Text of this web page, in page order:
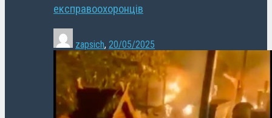
експравоохоронців
zapsich, 20/05/2025